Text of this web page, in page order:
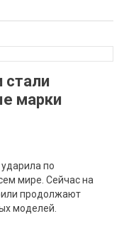
стали
марки
по
мире. Сейчас на
продолжают
моделей.